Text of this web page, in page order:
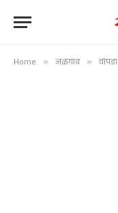
Home » जळगाव » चोपडा